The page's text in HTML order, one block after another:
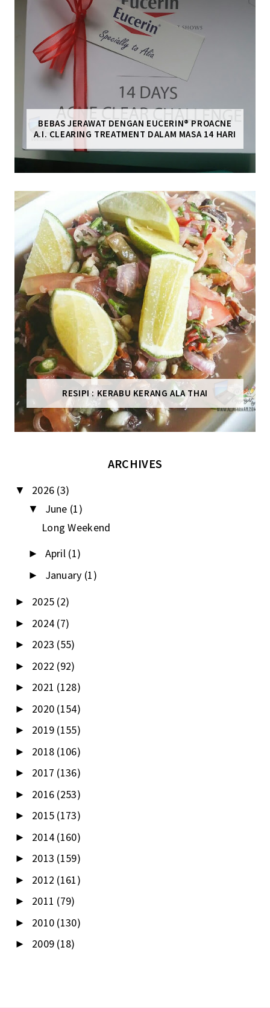
BEBAS JERAWAT DENGAN EUCERIN® PROACNE
A.I. CLEARING TREATMENT DALAM MASA 14 HARI
RESIPI : KERABU KERANG ALA THAI
ARCHIVES
▼ 2026 (3)
▼ June (1)
Long Weekend
► April (1)
► January (1)
► 2025 (2)
► 2024 (7)
► 2023 (55)
► 2022 (92)
► 2021 (128)
► 2020 (154)
► 2019 (155)
► 2018 (106)
► 2017 (136)
► 2016 (253)
► 2015 (173)
► 2014 (160)
► 2013 (159)
► 2012 (161)
► 2011 (79)
► 2010 (130)
► 2009 (18)